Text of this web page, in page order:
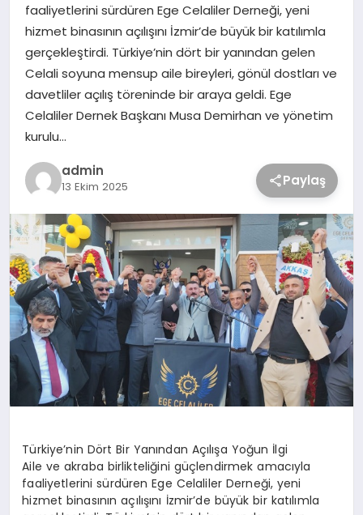
YAŞAM
faaliyetlerini sürdüren Ege Celaliler Derneği, yeni
hizmet binasının açılışını İzmir’de büyük bir katılımla
gerçekleştirdi. Türkiye’nin dört bir yanından gelen
Celali soyuna mensup aile bireyleri, gönül dostları ve
davetliler açılış töreninde bir araya geldi. Ege
Celaliler Dernek Başkanı Musa Demirhan ve yönetim
kurulu…
admin
13 Ekim 2025 Paylaş
Türkiye’nin Dört Bir Yanından Açılışa Yoğun İlgi
Aile ve akraba birlikteliğini güçlendirmek amacıyla
faaliyetlerini sürdüren Ege Celaliler Derneği, yeni
hizmet binasının açılışını İzmir’de büyük bir katılımla